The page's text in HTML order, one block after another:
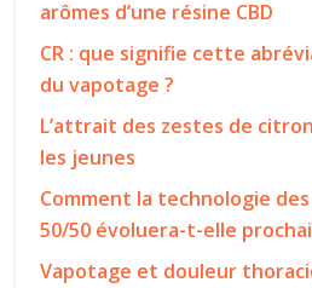
arômes d’une résine CBD
CR : que signifie cette
du vapotage ?
L’attrait des zestes de
les jeunes
Comment la technologie
50/50 évoluera-t-elle
Vapotage et douleur